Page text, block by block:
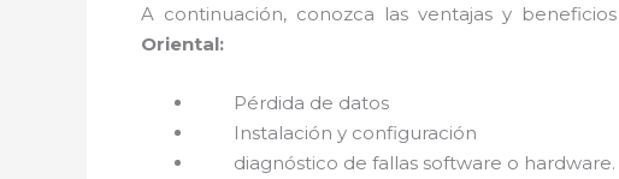
A continuación, conozca las ventajas y
Oriental:
Pérdida de datos
Instalación y configuración
diagnóstico de fallas software o hardware.